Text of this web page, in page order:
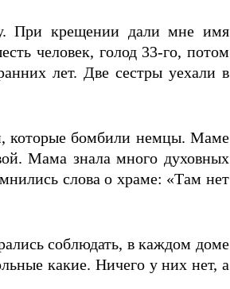
При крещении дали мне имя
человек, голод 33-го, потом
лет. Две сестры уехали в
которые бомбили немцы. Маме
Мама знала много духовных
слова о храме: «Там нет
соблюдать, в каждом доме
какие. Ничего у них нет, а